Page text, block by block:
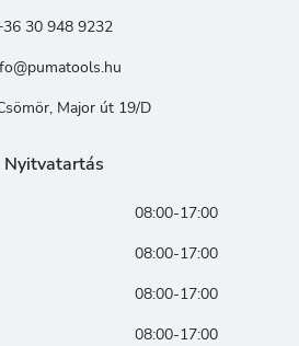
30 948 9232
Major út 19/D
Nyitvatartás
08:00-17:00
08:00-17:00
08:00-17:00
08:00-17:00